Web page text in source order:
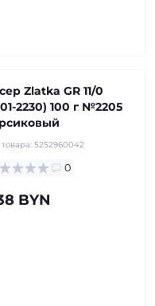
Zlatka GR 11/0
2230) 100 г №2205
5252960042
0
BYN